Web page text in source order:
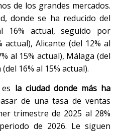
de los grandes mercados.
donde se ha reducido del
16% actual, seguido por
actual), Alicante (del 12% al
al 15% actual), Málaga (del
16% al 15% actual).
la ciudad donde más ha
de una tasa de ventas
trimestre de 2025 al 28%
de 2026. Le siguen